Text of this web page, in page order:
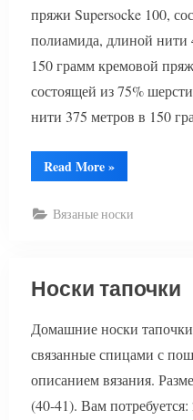
пряжи Supersocke 100,
полиамида, длиной нити
150 грамм кремовой
состоящей из 75%
нити 375 метров в 150
Read More“Гетры
вязаные”
»
Вязаные носки
Носки тапочки
Домашние носки
связанные спицами с
описанием вязания.
(40-41). Вам